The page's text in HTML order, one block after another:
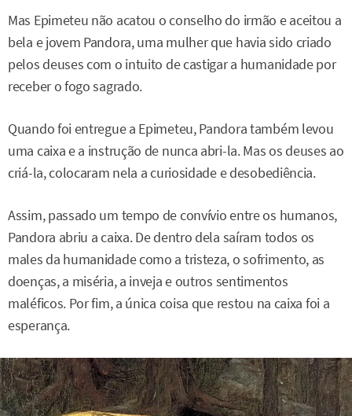
Mas Epimeteu não acatou o conselho do irmão e aceitou a
bela e jovem Pandora, uma mulher que havia sido criado
pelos deuses com o intuito de castigar a humanidade por
receber o fogo sagrado.
Quando foi entregue a Epimeteu, Pandora também levou
uma caixa e a instrução de nunca abri-la. Mas os deuses ao
criá-la, colocaram nela a curiosidade e desobediência.
Assim, passado um tempo de convívio entre os humanos,
Pandora abriu a caixa. De dentro dela saíram todos os
males da humanidade como a tristeza, o sofrimento, as
doenças, a miséria, a inveja e outros sentimentos
maléficos. Por fim, a única coisa que restou na caixa foi a
esperança.